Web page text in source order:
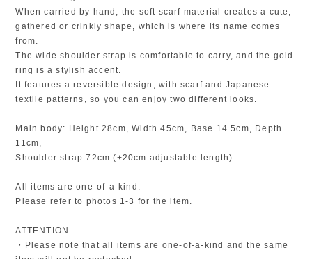
When carried by hand, the soft scarf material creates a cute,
gathered or crinkly shape, which is where its name comes
from.
The wide shoulder strap is comfortable to carry, and the gold
ring is a stylish accent.
It features a reversible design, with scarf and Japanese
textile patterns, so you can enjoy two different looks.
Main body: Height 28cm, Width 45cm, Base 14.5cm, Depth
11cm,
Shoulder strap 72cm (+20cm adjustable length)
All items are one-of-a-kind.
Please refer to photos 1-3 for the item.
ATTENTION
・Please note that all items are one-of-a-kind and the same